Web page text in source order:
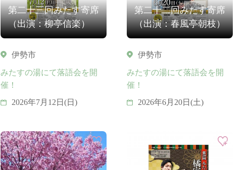
第二十三回みたす寄席
（出演：柳亭信楽）
伊勢市
みたすの湯にて落語会を開
催！
2026年7月12日(日)
第二十二回みたす寄席
（出演：春風亭朝枝）
伊勢市
みたすの湯にて落語会を開
催！
2026年6月20日(土)